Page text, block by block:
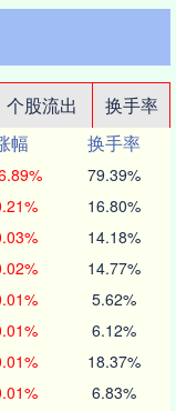
个股流出
换手率
幅
换手率
79.39%
16.80%
14.18%
14.77%
5.62%
6.12%
18.37%
6.83%